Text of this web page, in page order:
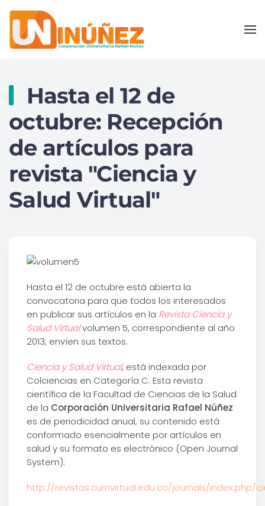
Skip to main content
Hasta el 12 de
octubre: Recepción
de artículos para
revista "Ciencia y
Salud Virtual"
Hasta el 12 de octubre está abierta la
convocatoria para que todos los interesados
en publicar sus artículos en la Revista Ciencia y
Salud Virtualvolumen 5, correspondiente al año
2013, envíen sus textos.
Ciencia y Salud Virtual, está indexada por
Colciencias en Categoría C. Esta revista
científica de la Facultad de Ciencias de la Salud
de la Corporación Universitaria Rafael Núñez
es de periodicidad anual, su contenido está
conformado esencialmente por artículos en
salud y su formato es electrónico (Open Journal
System):
http://revistas.curnvirtual.edu.co/journals/index.php/